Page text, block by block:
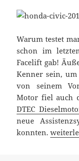
Warum testet
schon im
Facelift gab!
Kenner sein, um
von seinem
Motor fiel auch
DTEC
neue
konnten.